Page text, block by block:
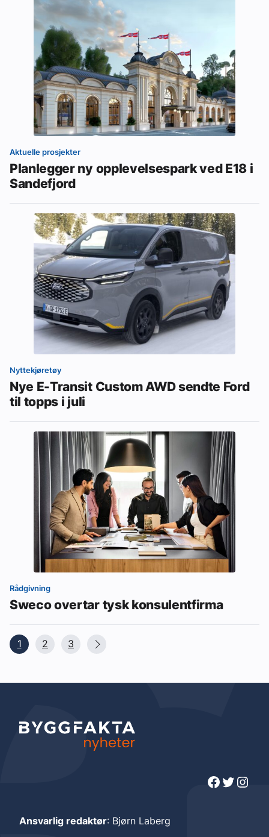
Aktuelle prosjekter
Planlegger ny opplevelsespark ved E18 i
Sandefjord
Nyttekjøretøy
Nye E-Transit Custom AWD sendte Ford
til topps i juli
Rådgivning
Sweco overtar tysk konsulentfirma
1 2 3
Facebook Twitter Instagram
Ansvarlig redaktør: Bjørn Laberg